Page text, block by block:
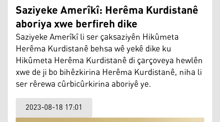
Saziyeke Amerîkî: Herêma Kurdistanê
aboriya xwe berfireh dike
Saziyeke Amerîkî li ser çaksaziyên Hikûmeta
Herêma Kurdistanê behsa wê yekê dike ku
Hikûmeta Herêma Kurdistanê di çarçoveya hewlên
xwe de ji bo bihêzkirina Herêma Kurdistanê, niha li
ser rêrewa cûrbicûrkirina aboriyê ye.
2023-08-18 17:01